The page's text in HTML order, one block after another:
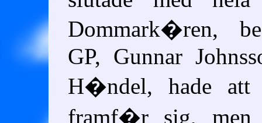
Dommark�ren,
GP, Gunnar
H�ndel, hade
framf�r sig,